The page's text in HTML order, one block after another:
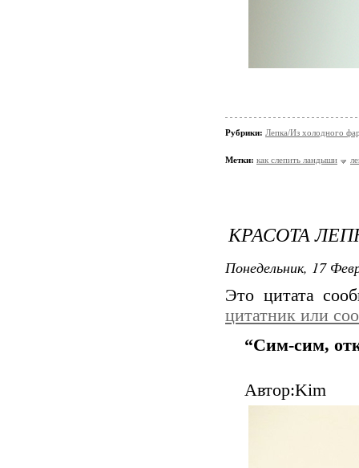
Рубрики: Лепка/Из холодного
Метки: как слепить ландыши
КРАСОТА
Понедельник, 17
Это цитата
цитатник или
“Сим-сим,
Автор:Kim